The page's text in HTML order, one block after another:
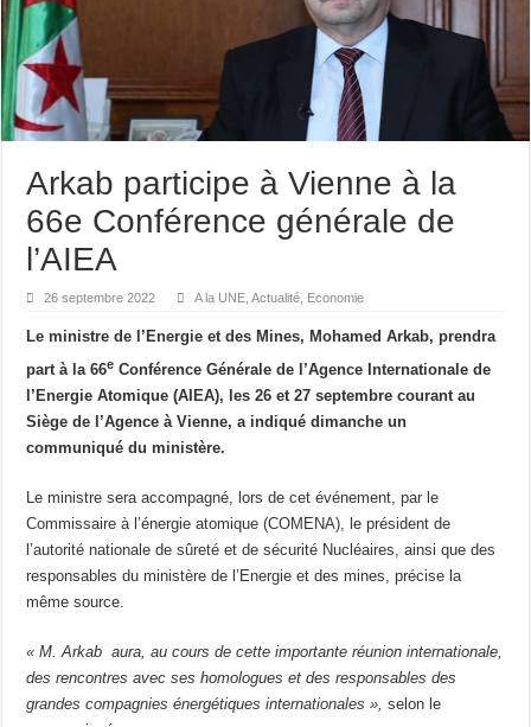
Arkab participe à Vienne à la
66e Conférence générale de
l’AIEA
26 septembre 2022 A la UNE,Actualité, Economie
Le ministre de l’Energie et des Mines, Mohamed Arkab, prendra
part à la 66e Conférence Générale de l’Agence Internationale de
l’Energie Atomique (AIEA), les 26 et 27 septembre courant au
Siège de l’Agence à Vienne, a indiqué dimanche un
communiqué du ministère.
Le ministre sera accompagné, lors de cet événement, par le
Commissaire à l’énergie atomique (COMENA), le président de
l’autorité nationale de sûreté et de sécurité Nucléaires, ainsi que des
responsables du ministère de l’Energie et des mines, précise la
même source.
« M. Arkab aura, au cours de cette importante réunion internationale,
des rencontres avec ses homologues et des responsables des
grandes compagnies énergétiques internationales », selon le